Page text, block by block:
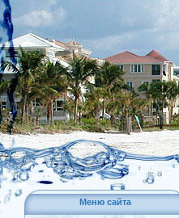
Меню сайта